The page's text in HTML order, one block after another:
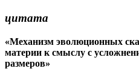
цитата
«Механизм эволюционных
материи к смыслу с
размеров»